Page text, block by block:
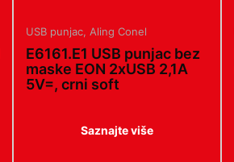
USB punjac, Aling Conel
E6161.E1 USB punjac bez
maske EON 2xUSB 2,1A
5V=, crni soft
Saznajte više